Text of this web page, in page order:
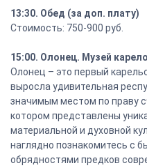
13:30. Обед (за доп. плату)
Стоимость: 750-900 руб.
15:00. Олонец. Музей
Олонец – это первый
выросла удивительная
значимым местом по праву
котором представлены
материальной и духовной
наглядно познакомитесь с
обрядностями предков